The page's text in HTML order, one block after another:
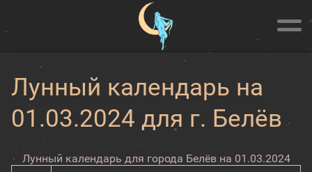
Лунный календарь на
01.03.2024 для г. Белёв
Лунный календарь для города Белёв на 01.03.2024